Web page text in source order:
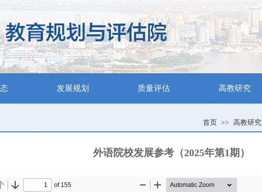
发展规划 质量评估 高教研究
首页 >> 高教研究
外语院校发展参考（2025年第1期）